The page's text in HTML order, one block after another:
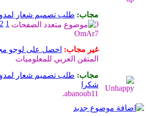
مجاب: طلب تصميم شعار
(
1
2
OmAr7
غير مجاب: احصل على لوجو
المتقن العربي للمعلوميات
مجاب: طلب تصميم شعار
شكرا
abanoub11.